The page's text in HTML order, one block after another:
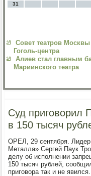
31
Совет театров
Гоголь-центра
Алиев стал главным
Мариинского театра
Суд приговорил
в 150 тысяч
ОРЕЛ, 29 сентября.
Металла» Сергей Паук
делу об испοлнении
150 тысяч рублей,
пригοвора так и не явился.